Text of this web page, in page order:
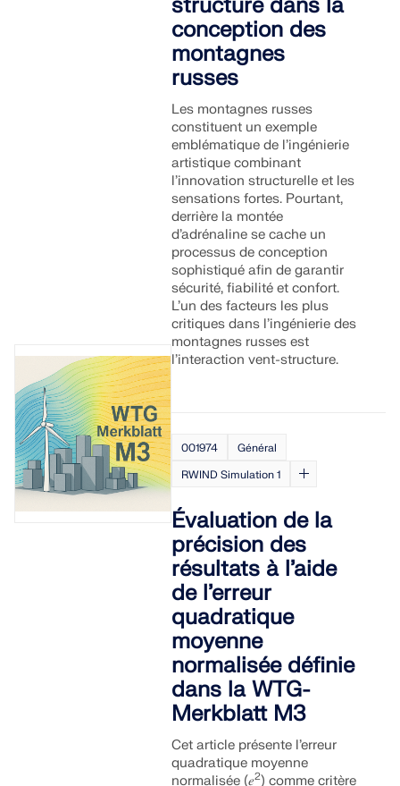
structure dans la
conception des
montagnes
russes
Les montagnes russes
constituent un exemple
emblématique de l’ingénierie
artistique combinant
l’innovation structurelle et les
sensations fortes. Pourtant,
derrière la montée
d’adrénaline se cache un
processus de conception
sophistiqué afin de garantir
sécurité, fiabilité et confort.
L’un des facteurs les plus
critiques dans l’ingénierie des
montagnes russes est
l’interaction vent-structure.
001974
Général
RWIND Simulation 1
Évaluation de la
précision des
résultats à l’aide
de l’erreur
quadratique
moyenne
normalisée définie
dans la WTG-
Merkblatt M3
Cet article présente l’erreur
quadratique moyenne
normalisée (𝑒2) comme critère